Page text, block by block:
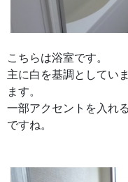
こちらは浴室です。
主に白を基調としてい
ます。
一部アクセントを入れ
ですね。